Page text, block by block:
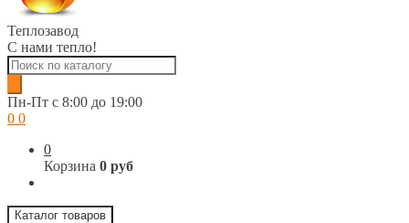
Теплозавод
С нами тепло!
Поиск
товаров
Пн-Пт c 8:00 до 19:00
0 0
0
Корзина 0 руб
Каталог товаров